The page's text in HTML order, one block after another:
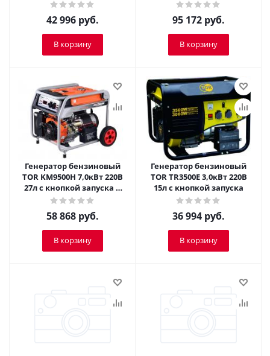
42 996 руб.
В корзину
колесами
95 172 руб.
В корзину
Генератор бензиновый
TOR KM9500H 7,0кВт 220В
27л с кнопкой запуска и
колесами
58 868 руб.
В корзину
Генератор бензиновый
TOR TR3500E 3,0кВт 220В
15л с кнопкой запуска
36 994 руб.
В корзину